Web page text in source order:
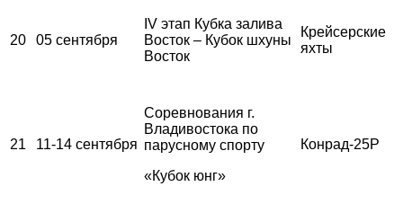
20 05 сентября
IV этап Кубка залива
Восток – Кубок шхуны
Восток
Крейсерские
яхты
21 11-14 сентября
Соревнования г.
Владивостока по
парусному спорту
«Кубок юнг»
Конрад-25Р